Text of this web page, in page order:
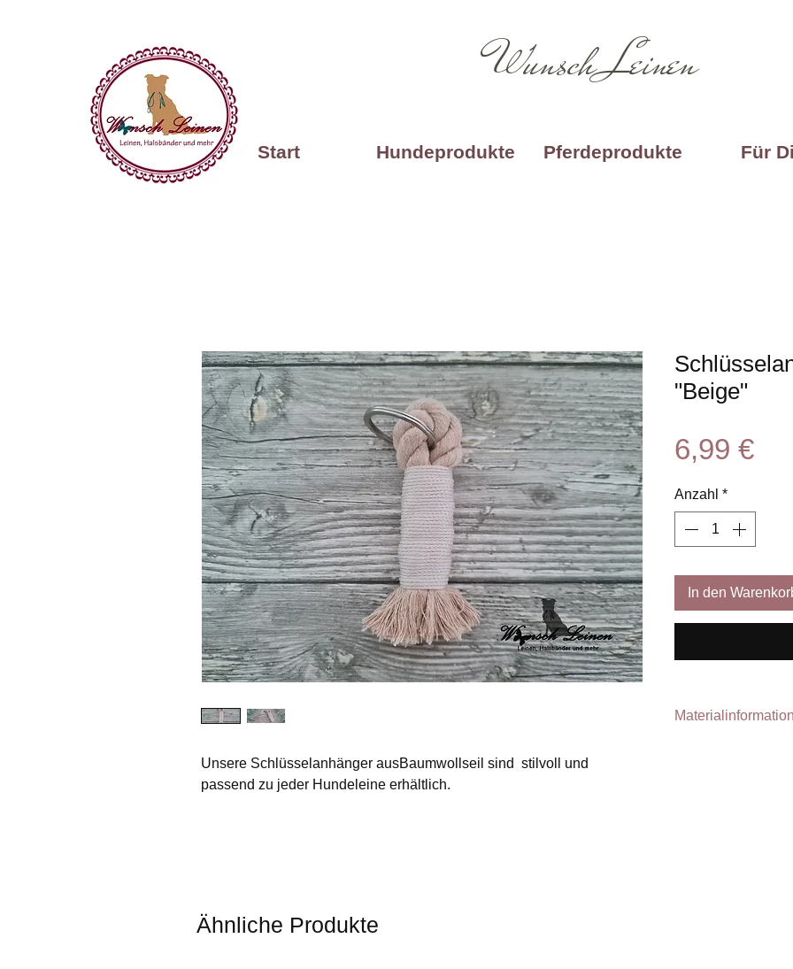
Wunsch Leinen
Start Hundeprodukte Pferdeprodukte Für
Unsere Schlüsselanhänger ausBaumwollseil sind stilvoll und
passend zu jeder Hundeleine erhältlich.
"Beige"
6,99 €
Anzahl *
In den
Materialinformation
Ähnliche Produkte